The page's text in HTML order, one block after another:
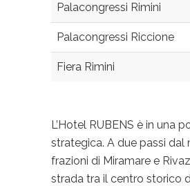
Palacongressi Rimini
Palacongressi Riccione
Fiera Rimini
L’Hotel RUBENS è in una
strategica. A due passi dal
frazioni di Miramare e
strada tra il centro storico